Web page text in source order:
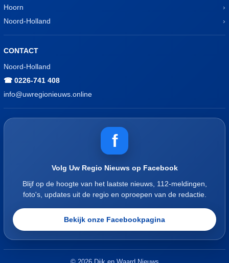
Hoorn
Noord-Holland
CONTACT
Noord-Holland
☎ 0226-741 408
info@uwregionieuws.online
f
Volg Uw Regio Nieuws op Facebook
Blijf op de hoogte van het laatste nieuws, 112-meldingen,
foto's, updates uit de regio en oproepen van de redactie.
Bekijk onze Facebookpagina